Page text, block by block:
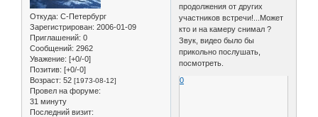
Откуда: С-Петербург
Зарегистрирован: 2006-01-09
Приглашений: 0
Сообщений: 2962
Уважение: [+0/-0]
Позитив: [+0/-0]
Возраст: 52 [1973-08-12]
Провел на форуме:
31 минуту
Последний визит:
продолжения от других
участников встречи!...Может
кто и на камеру снимал ?
Звук, видео было бы
прикольно послушать,
посмотреть.
0